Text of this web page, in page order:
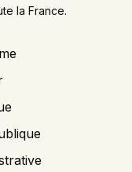
la France.